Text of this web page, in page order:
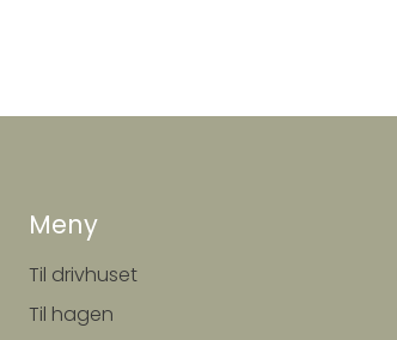
Meny
Til drivhuset
Til hagen